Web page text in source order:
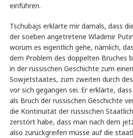
einführen.
Tschubajs erklärte mir damals, dass
der soeben angetretene Wladimir
worum es eigentlich gehe, nämlich,
dem Problem des doppelten Bruches
in der russischen Geschichte zum
Sowjetstaates, zum zweiten durch
vor sich gegangen sei. Er erklärte,
als Bruch der russischen Geschichte
die Kontinuität der russischen
zerstört habe, dass man nach dem
also zurückgreifen müsse auf die